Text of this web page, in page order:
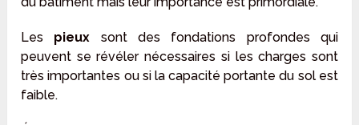
Les pieux sont des fondations profondes qui
peuvent se révéler nécessaires si les charges sont
très importantes ou si la capacité portante du sol est
faible.